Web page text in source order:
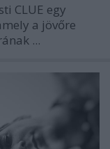
CLUE egy
a jövőre
...